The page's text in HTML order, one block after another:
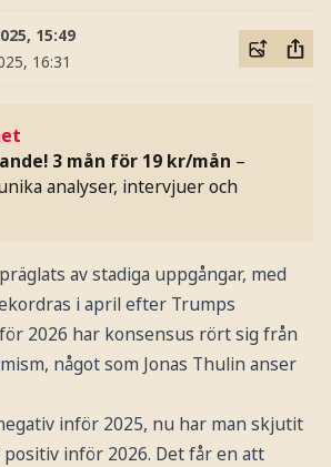
15:49
16:31
3 mån för 19 kr/mån –
analyser, intervjuer och
av stadiga uppgångar, med
i april efter Trumps
2026 har konsensus rört sig från
något som Jonas Thulin anser
inför 2025, nu har man skjutit
inför 2026. Det får en att